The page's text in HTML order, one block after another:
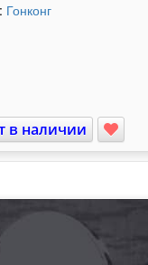
Гонконг
в наличии